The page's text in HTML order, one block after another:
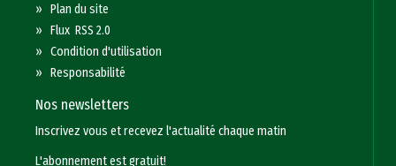
»Plan du site
»Flux RSS 2.0
»Condition d'utilisation
»Responsabilité
Nos newsletters
Inscrivez vous et recevez l'actualité chaque matin
L'abonnement est gratuit!